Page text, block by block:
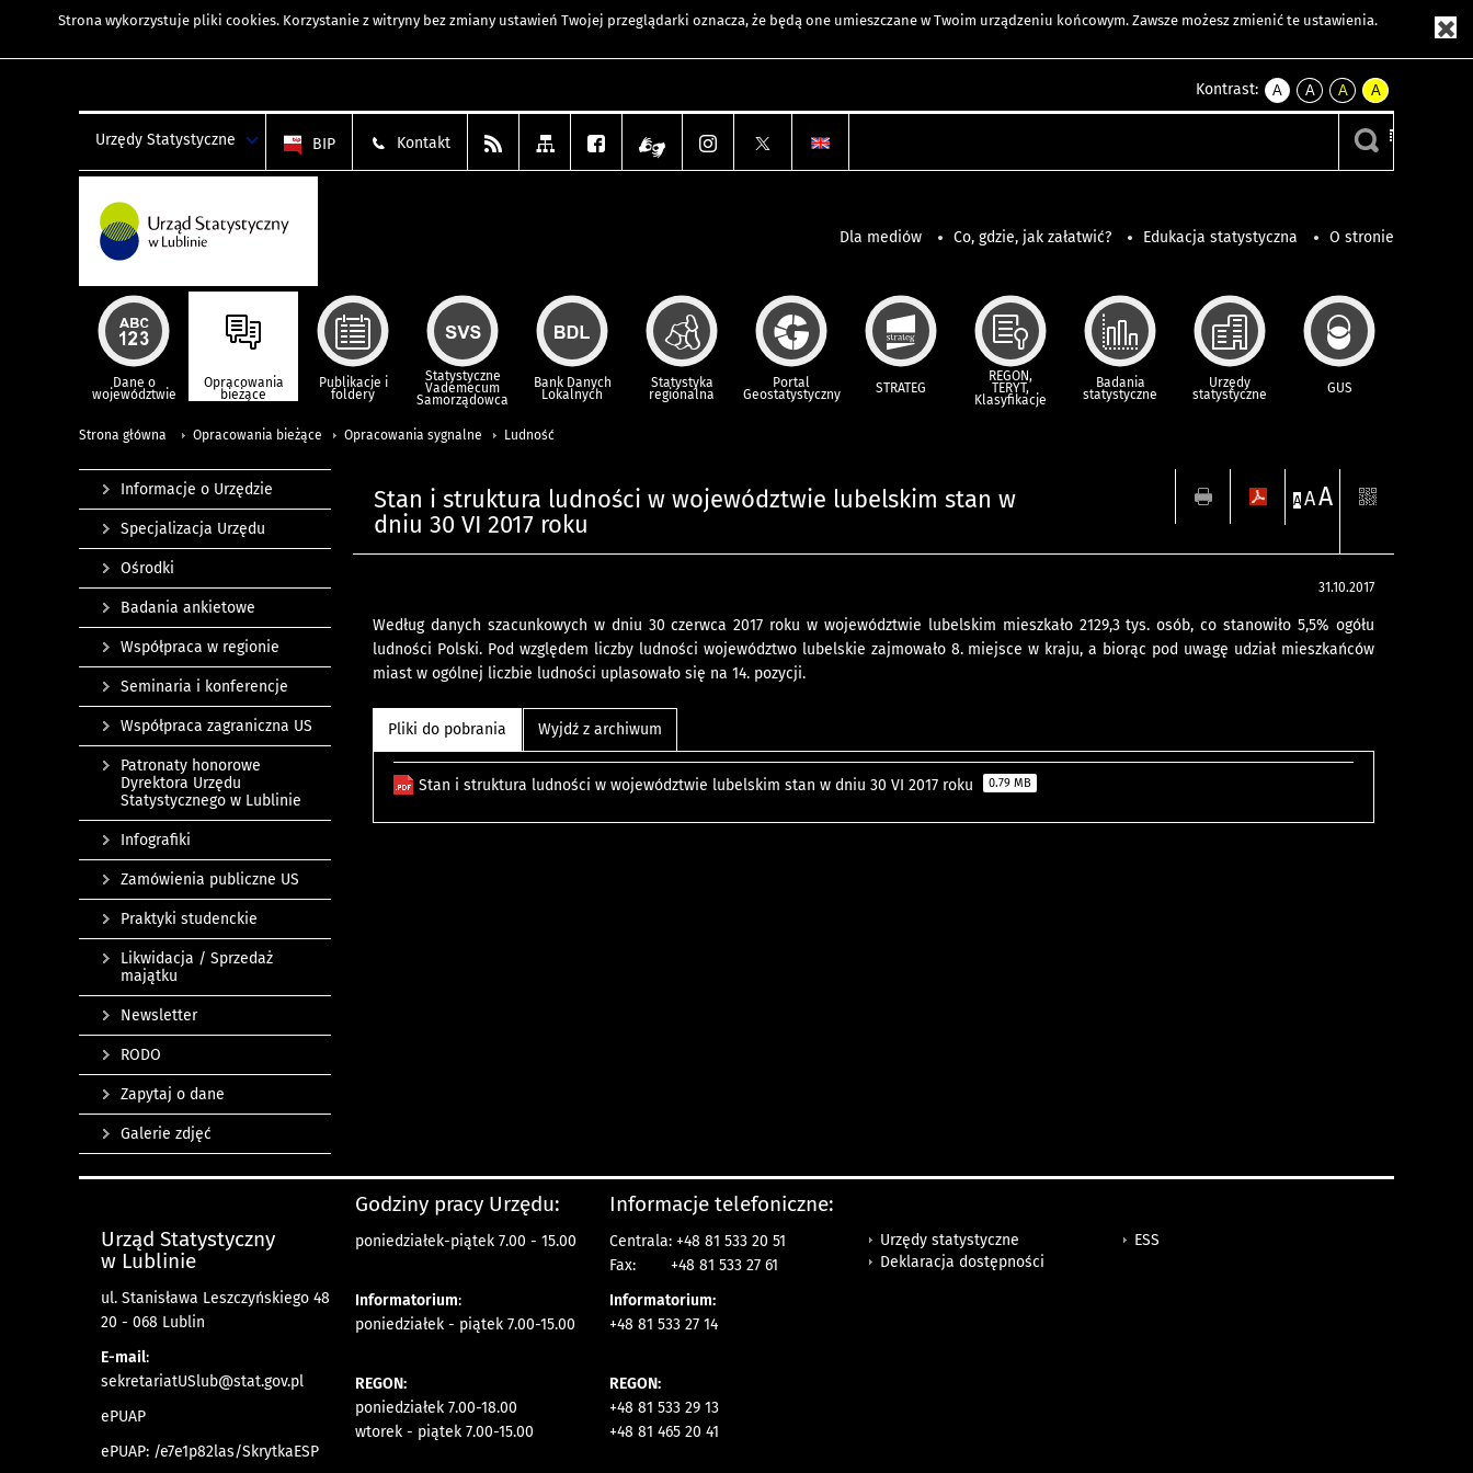
Strona wykorzystuje pliki cookies. Korzystanie z witryny bez zmiany ustawień Twojej przeglądarki oznacza, że będą one umieszczane w Twoim urządzeniu końcowym. Zawsze możesz zmienić te ustawienia.
Kontrast:
A
kontrast
A
kontrast
czarnym
A
kontrast
żółty
tekst
czarnym
A
kontrast
czarny
tekst
żółtym
Urzędy Statystyczne BIP Kontakt
Dla mediów Co, gdzie, jak załatwić? Edukacja statystyczna O stronie
Dane o
województwie
Opracowania
bieżące
Publikacje i
foldery
Statystyczne
Vademecum
Samorządowca
Bank Danych
Lokalnych
Statystyka
regionalna
Portal
Geostatystyczny STRATEG
REGON,
TERYT,
Klasyfikacje
Badania
statystyczne
Urzędy
statystyczne GUS
Strona główna Opracowania bieżące Opracowania sygnalne Ludność
Stan i struktura ludności w województwie lubelskim stan w
dniu 30 VI 2017 roku
A AA
31.10.2017
Według danych szacunkowych w dniu 30 czerwca 2017 roku w województwie lubelskim mieszkało 2129,3 tys. osób, co stanowiło 5,5% ogółu
ludności Polski. Pod względem liczby ludności województwo lubelskie zajmowało 8. miejsce w kraju, a biorąc pod uwagę udział mieszkańców
miast w ogólnej liczbie ludności uplasowało się na 14. pozycji.
Pliki do pobrania Wyjdź z archiwum
Stan i struktura ludności w województwie lubelskim stan w dniu 30 VI 2017 roku 0.79 MB
Informacje o Urzędzie
Specjalizacja Urzędu
Ośrodki
Badania ankietowe
Współpraca w regionie
Seminaria i konferencje
Współpraca zagraniczna US
Patronaty honorowe
Dyrektora Urzędu
Statystycznego w Lublinie
Infografiki
Zamówienia publiczne US
Praktyki studenckie
Likwidacja / Sprzedaż
majątku
Newsletter
RODO
Zapytaj o dane
Galerie zdjęć
Urząd Statystyczny
w Lublinie
ul. Stanisława Leszczyńskiego 48
20 - 068 Lublin
E-mail:
sekretariatUSlub@stat.gov.pl
ePUAP
ePUAP: /e7e1p82las/SkrytkaESP
Godziny pracy Urzędu:
poniedziałek-piątek 7.00 - 15.00
Informatorium:
poniedziałek - piątek 7.00-15.00
REGON:
poniedziałek 7.00-18.00
wtorek - piątek 7.00-15.00
Informacje telefoniczne:
Centrala: +48 81 533 20 51
Fax:
+48 81 533 27 61
Informatorium:
+48 81 533 27 14
REGON:
+48 81 533 29 13
+48 81 465 20 41
Urzędy statystyczne
Deklaracja dostępności
ESS